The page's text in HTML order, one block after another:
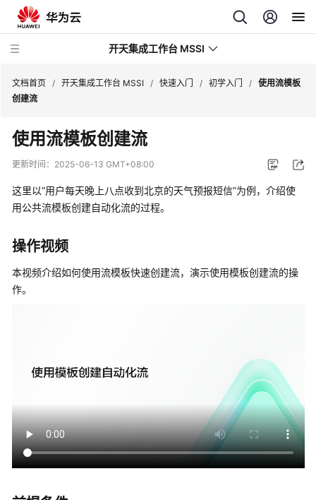
开天集成工作台 MSSI
新
动
产
介
绍
快
速
门
MSSI
文档首页 / 开天集成工作台 MSSI / 快速入门 / 初学入门 / 使用流模板
创建流
使用流模板创建流
更新时间： 2025-06-13 GMT+08:00
这里以“用户每天晚上八点收到北京的天气预报短信”为例，介绍使
用公共流模板创建自动化流的过程。
操作视频
本视频介绍如何使用流模板快速创建流，演示使用模板创建流的操
作。